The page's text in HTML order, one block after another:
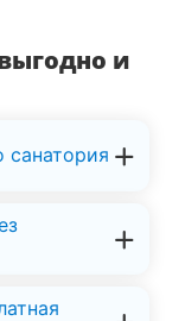
и
санатория